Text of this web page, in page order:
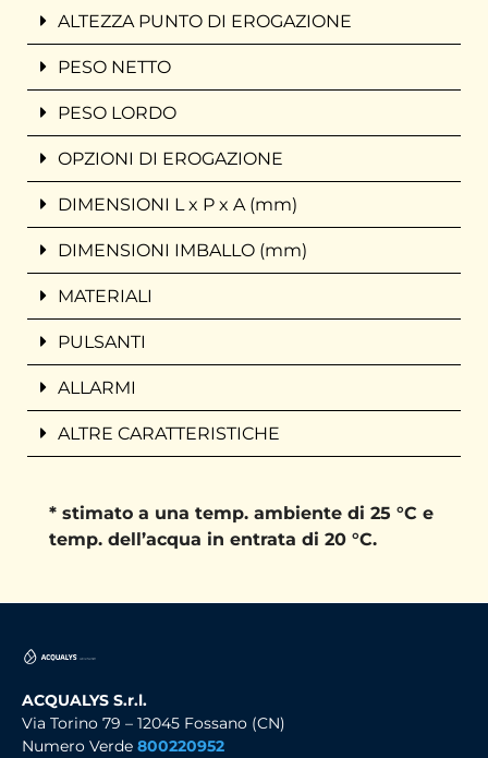
ALTEZZA PUNTO DI EROGAZIONE
PESO NETTO
PESO LORDO
OPZIONI DI EROGAZIONE
DIMENSIONI L x P x A (mm)
DIMENSIONI IMBALLO (mm)
MATERIALI
PULSANTI
ALLARMI
ALTRE CARATTERISTICHE
* stimato a una temp. ambiente di 25 °C e
temp. dell’acqua in entrata di 20 °C.
ACQUALYS S.r.l.
Via Torino 79 – 12045 Fossano (CN)
Numero Verde 800220952